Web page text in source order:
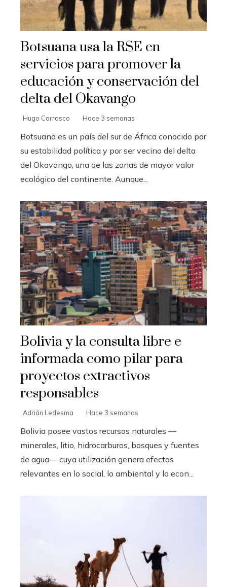
Botsuana usa la RSE en
servicios para promover la
educación y conservación del
delta del Okavango
Hugo Carrasco Hace 3 semanas
Botsuana es un país del sur de África conocido por
su estabilidad política y por ser vecino del delta
del Okavango, una de las zonas de mayor valor
ecológico del continente. Aunque...
Bolivia y la consulta libre e
informada como pilar para
proyectos extractivos
responsables
Adrián Ledesma Hace 3 semanas
Bolivia posee vastos recursos naturales —
minerales, litio, hidrocarburos, bosques y fuentes
de agua— cuya utilización genera efectos
relevantes en lo social, lo ambiental y lo econ...